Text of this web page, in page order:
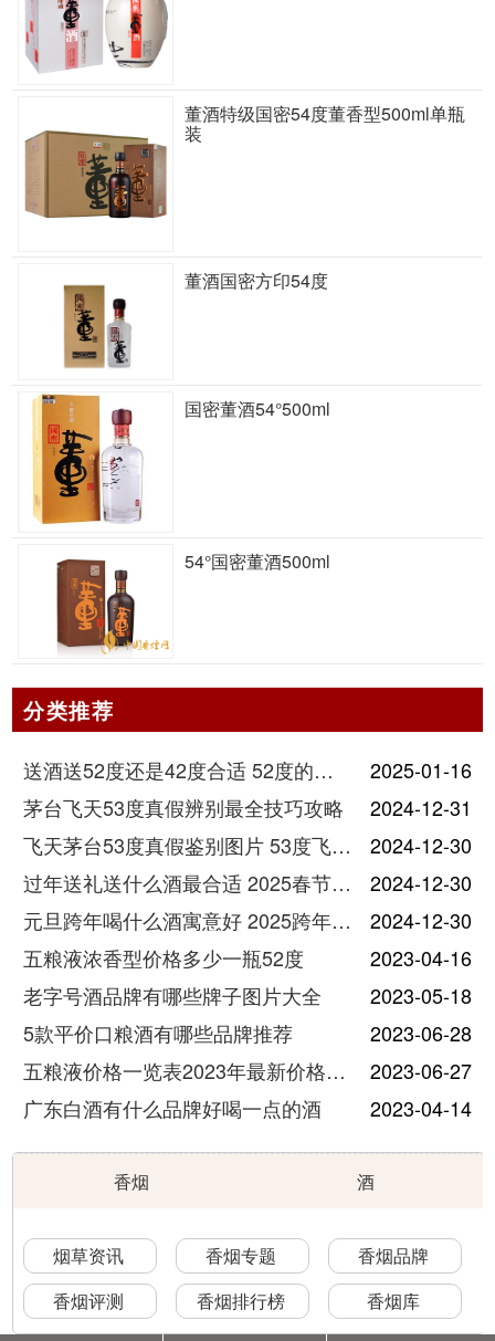
董酒特级国密54度董香型500ml单瓶
装
董酒国密方印54度
国密董酒54°500ml
54°国密董酒500ml
分类推荐
送酒送52度还是42度合适 52度的酒和42度的酒有什么区别
2025-01-16
茅台飞天53度真假辨别最全技巧攻略
2024-12-31
飞天茅台53度真假鉴别图片 53度飞天茅台怎么验真假
2024-12-30
过年送礼送什么酒最合适 2025春节送酒指南
2024-12-30
元旦跨年喝什么酒寓意好 2025跨年热门酒推荐
2024-12-30
五粮液浓香型价格多少一瓶52度
2023-04-16
老字号酒品牌有哪些牌子图片大全
2023-05-18
5款平价口粮酒有哪些品牌推荐
2023-06-28
五粮液价格一览表2023年最新价格及图片
2023-06-27
广东白酒有什么品牌好喝一点的酒
2023-04-14
香烟 酒
烟草资讯 香烟专题
香烟品牌
香烟评测
香烟排行榜 香烟库